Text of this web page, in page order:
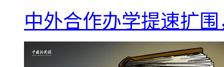
中外合作办学提速扩